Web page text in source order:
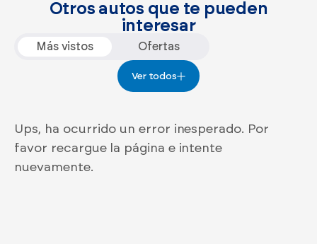
Otros autos que te pueden
interesar
Más vistos Ofertas
Ver todos
Ups, ha ocurrido un error inesperado. Por
favor recargue la página e intente
nuevamente.